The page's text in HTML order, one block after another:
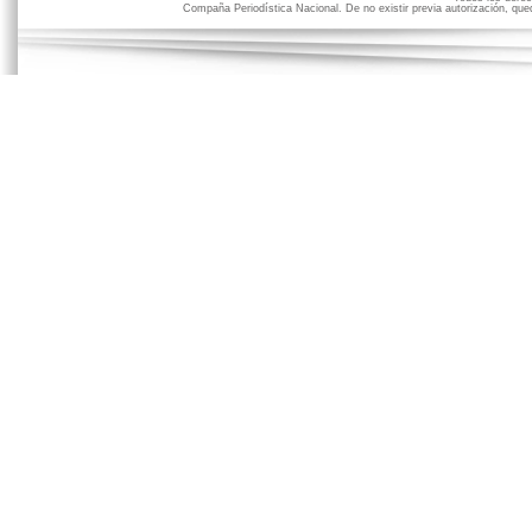
Compaña Periodística Nacional. De no existir previa autorización,